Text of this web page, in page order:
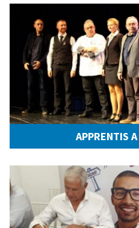
APPRENTIS